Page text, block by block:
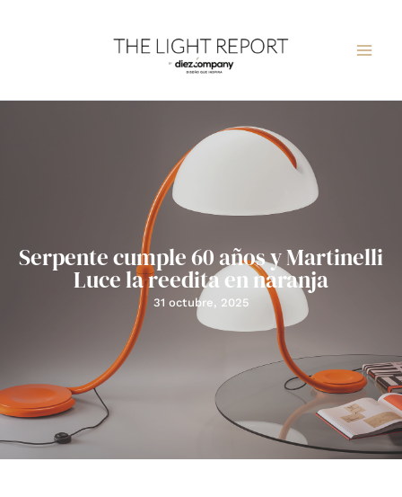
Serpente cumple 60 años y Martinelli
Luce la reedita en naranja
31 octubre, 2025